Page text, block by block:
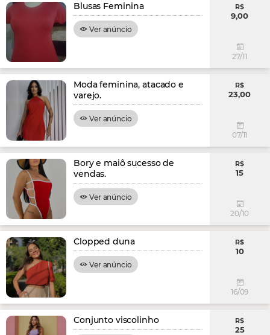
Blusas Feminina
Ver anúncio
R$
9,00
27/11
Moda feminina, atacado e
varejo.
Ver anúncio
R$
23,00
07/11
Bory e maiô sucesso de
vendas.
Ver anúncio
R$
15
20/10
Clopped duna
Ver anúncio
R$
10
16/09
Conjunto viscolinho R$
25